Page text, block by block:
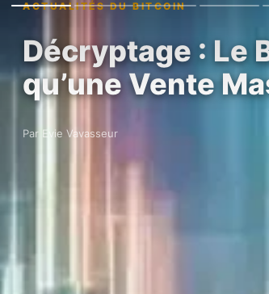
ACTUALITÉS DU BITCOIN
Décryptage : Le
qu’une Vente
Par Evie Vavasseur